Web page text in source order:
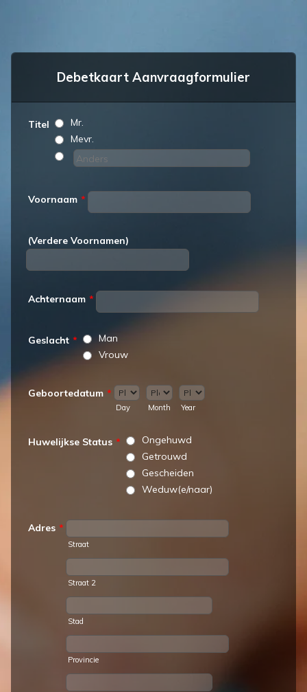
Debetkaart Aanvraagformulier
Titel
Mr.
Mevr.
Voornaam *
(Verdere Voornamen)
Achternaam *
Geslacht *
Man
Vrouw
Geboortedatum *
Day Month Year
Huwelijkse Status *
Ongehuwd
Getrouwd
Gescheiden
Weduw(e/naar)
Adres *
Straat
Straat 2
Stad
Provincie